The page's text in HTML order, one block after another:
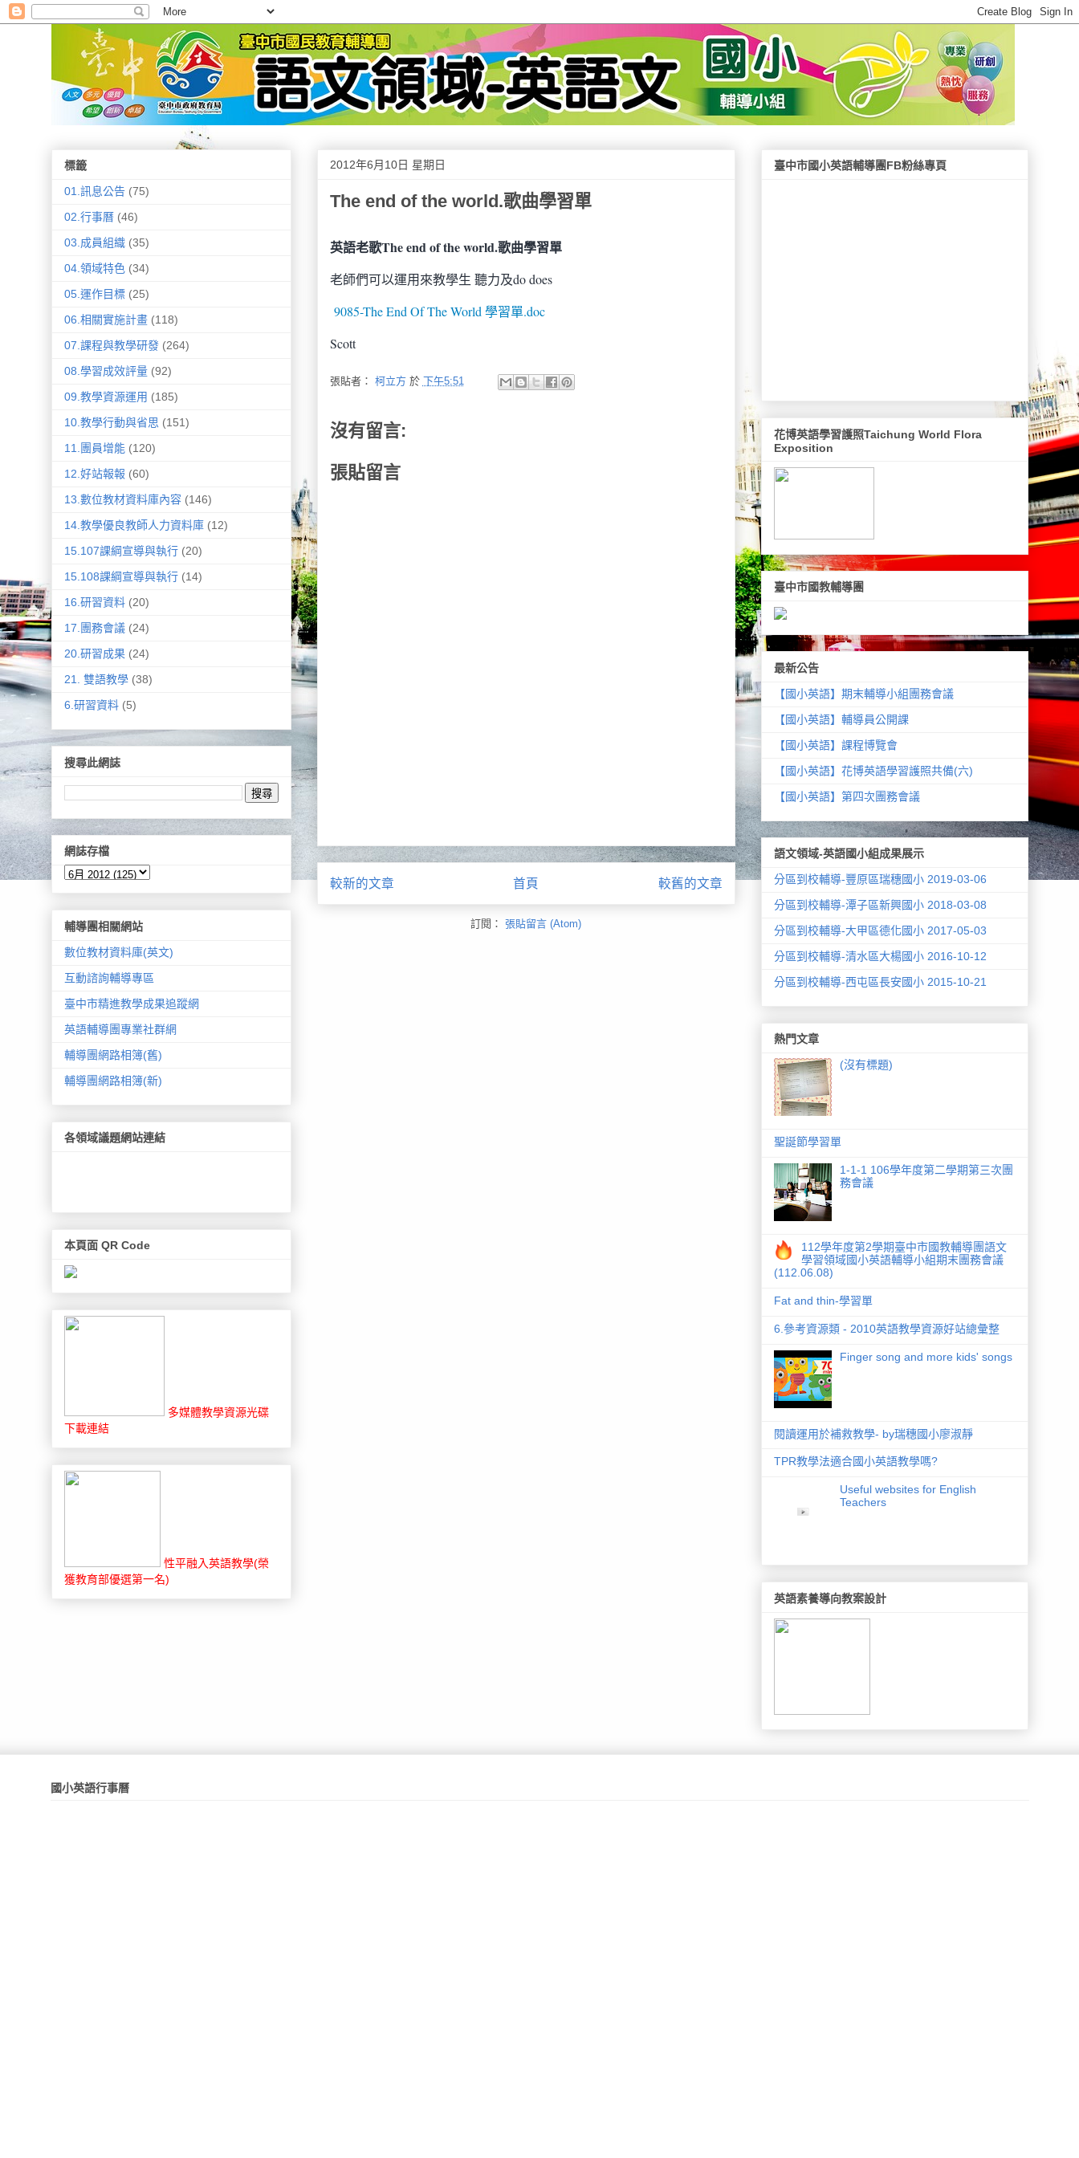
2012年6月10日 星期日
The end of the world.歌曲學習單
英語老歌The end of the world.歌曲學習單
老師們可以運用來教學生 聽力及do does
9085-The End Of The World 學習單.doc
Scott
張貼者： 柯立方 於 下午5:51
沒有留言:
張貼留言
較新的文章 較舊的文章
首頁
訂閱： 張貼留言 (Atom)
標籤
01.訊息公告 (75)
02.行事曆 (46)
03.成員組織 (35)
04.領域特色 (34)
05.運作目標 (25)
06.相關實施計畫 (118)
07.課程與教學研發 (264)
08.學習成效評量 (92)
09.教學資源運用 (185)
10.教學行動與省思 (151)
11.團員增能 (120)
12.好站報報 (60)
13.數位教材資料庫內容 (146)
14.教學優良教師人力資料庫 (12)
15.107課綱宣導與執行 (20)
15.108課綱宣導與執行 (14)
16.研習資料 (20)
17.團務會議 (24)
20.研習成果 (24)
21. 雙語教學 (38)
6.研習資料 (5)
搜尋此網誌
網誌存檔
輔導團相關網站
數位教材資料庫(英文)
互動諮詢輔導專區
臺中市精進教學成果追蹤網
英語輔導團專業社群網
輔導團網路相簿(舊)
輔導團網路相簿(新)
各領域議題網站連結
本頁面 QR Code
多媒體教學資源光碟
下載連結
性平融入英語教學(榮
獲教育部優選第一名)
臺中市國小英語輔導團FB粉絲專頁
花博英語學習護照Taichung World Flora
Exposition
臺中市國教輔導團
最新公告
【國小英語】期末輔導小組團務會議
【國小英語】輔導員公開課
【國小英語】課程博覽會
【國小英語】花博英語學習護照共備(六)
【國小英語】第四次團務會議
語文領域-英語國小組成果展示
分區到校輔導-豐原區瑞穗國小 2019-03-06
分區到校輔導-潭子區新興國小 2018-03-08
分區到校輔導-大甲區德化國小 2017-05-03
分區到校輔導-清水區大楊國小 2016-10-12
分區到校輔導-西屯區長安國小 2015-10-21
熱門文章
(沒有標題)
聖誕節學習單
1-1-1 106學年度第二學期第三次團
務會議
112學年度第2學期臺中市國教輔導團語文
學習領域國小英語輔導小組期末團務會議
(112.06.08)
Fat and thin-學習單
6.參考資源類 - 2010英語教學資源好站總彙整
Finger song and more kids' songs
閱讀運用於補救教學- by瑞穗國小廖淑靜
TPR教學法適合國小英語教學嗎?
Useful websites for English
Teachers
英語素養導向教案設計
國小英語行事曆